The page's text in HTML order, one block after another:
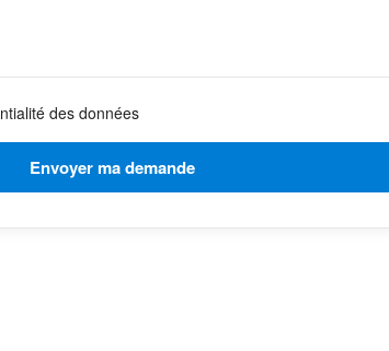
des données